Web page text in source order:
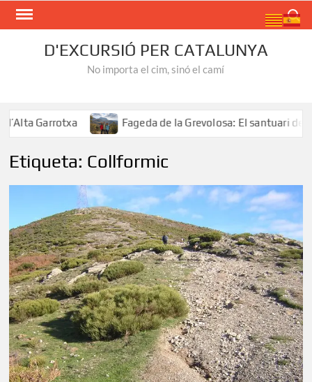
Skip
D'EXCURSIÓ PER CATALUNYA
No importa el cim, sinó el camí
Garrotxa Fageda de la Grevolosa: El santuari dels
Etiqueta: Collformic